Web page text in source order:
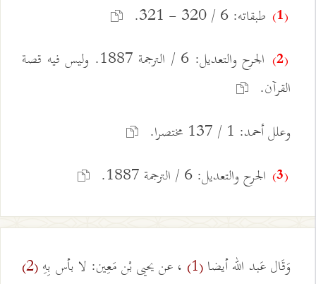
(1) طبقاته: 6 / 320 - 321.
(2)
الجرح والتعديل: 6 / الترجمة 1887. وليس فيه قصة
القرآن.
وعلل أحمد: 1 / 137 مختصرا.
(3) الجرح والتعديل: 6 / الترجمة 1887.
وَقَال عَبد الله أيضا(1) ، عن يحيى بْن مَعِين: لا بأس بِهِ(2)